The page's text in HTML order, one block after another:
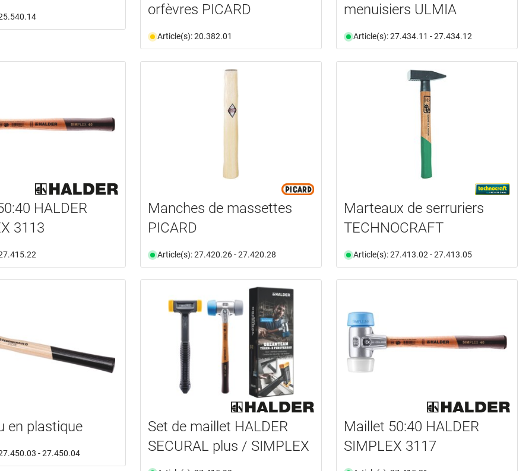
orfèvres PICARD
Article(s): 20.382.01
menuisiers ULMIA
Article(s): 27.434.11 - 27.434.12
HALDER
3113
Manches de massettes
PICARD
Article(s): 27.420.26 - 27.420.28
Marteaux de serruriers
TECHNOCRAFT
Article(s): 27.413.02 - 27.413.05
en plastique
- 27.450.04
Set de maillet HALDER
SECURAL plus / SIMPLEX
Maillet 50:40 HALDER
SIMPLEX 3117